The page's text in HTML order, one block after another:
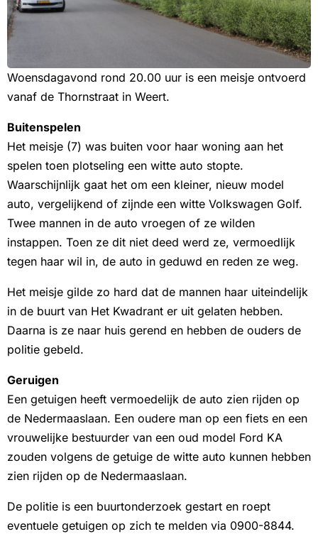
Woensdagavond rond 20.00 uur is een meisje ontvoerd
vanaf de Thornstraat in Weert.
Buitenspelen
Het meisje (7) was buiten voor haar woning aan het
spelen toen plotseling een witte auto stopte.
Waarschijnlijk gaat het om een kleiner, nieuw model
auto, vergelijkend of zijnde een witte Volkswagen Golf.
Twee mannen in de auto vroegen of ze wilden
instappen. Toen ze dit niet deed werd ze, vermoedlijk
tegen haar wil in, de auto in geduwd en reden ze weg.
Het meisje gilde zo hard dat de mannen haar uiteindelijk
in de buurt van Het Kwadrant er uit gelaten hebben.
Daarna is ze naar huis gerend en hebben de ouders de
politie gebeld.
Geruigen
Een getuigen heeft vermoedelijk de auto zien rijden op
de Nedermaaslaan. Een oudere man op een fiets en een
vrouwelijke bestuurder van een oud model Ford KA
zouden volgens de getuige de witte auto kunnen hebben
zien rijden op de Nedermaaslaan.
De politie is een buurtonderzoek gestart en roept
eventuele getuigen op zich te melden via 0900-8844.